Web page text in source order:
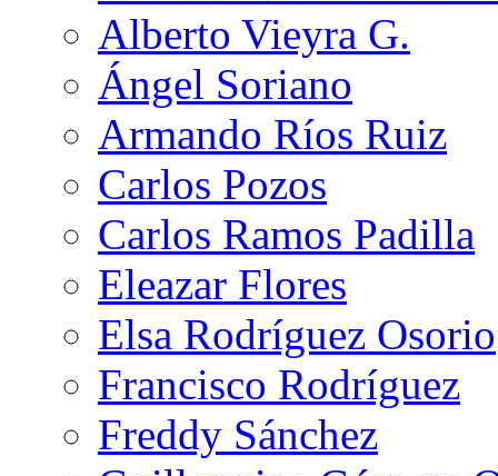
Alberto Vieyra G.
Ángel Soriano
Armando Ríos Ruiz
Carlos Pozos
Carlos Ramos Padilla
Eleazar Flores
Elsa Rodríguez Osorio
Francisco Rodríguez
Freddy Sánchez